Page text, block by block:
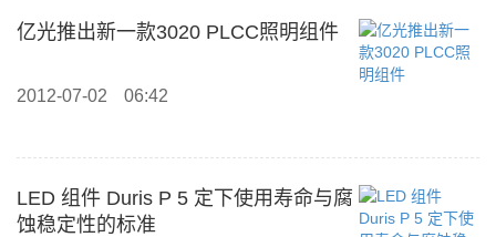
亿光推出新一款3020 PLCC照明组件
2012-07-02 06:42
LED 组件 Duris P 5 定下使用寿命与腐
蚀稳定性的标准